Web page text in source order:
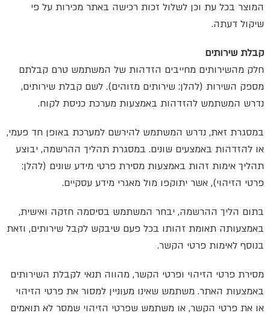
המוצר בכל עת וכן לשלול זכות רכישה באתר מכירות על פי
שיקול דעתה.
קבלת שירותים
חלק מהשירותים מחייבים הזדהות של המשתמש טרם קבלתם
מספק השירות (להלן: שירותים מזוהים). לשם קבלת שירותים,
נדרש המשתמש להזדהות באמצעות מערכת כניסת לקוח.
במסגרת זאת, נדרש המשתמש להירשם למערכת באופן חד פעמי,
או להזדהות באמצעים שונים. במסגרת תהליך ההרשמה, יבוצע
תהליך אימות זהות באמצעות מסירת פרטי מידע שונים (להלן:
פרטי הזיהוי), אשר יתוקפו מול מאגרי מידע עסקיים.
בתום הליך ההרשמה, יבחר המשתמש בסיסמה חזקה ואישית,
באמצעותה תאומת זהותו בכל פעם שיבקש לקבל שירותים, וזאת
בנוסף לאימות פרטי הקשר.
מסירת פרטי הזיהוי ופרטי הקשר, מהווה תנאי לקבלת השירותים
באמצעות האתר. משתמש שאינו מעוניין למסור את פרטי הזיהוי
או את פרטי הקשר, או משתמש שפרטי הזיהוי שמסר לא תואמים